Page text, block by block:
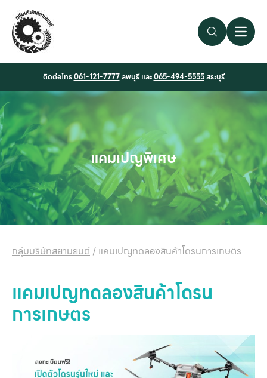
Search Link
Open
ติดต่อโทร061-121-7777ลพบุรี และ065-494-5555สระบุรี
แคมเปญพิเศษ
กลุ่มบริษัทสยามยนต์ / แคมเปญทดลองสินค้าโดรนการเกษตร
แคมเปญทดลองสินค้าโดรน
การเกษตร